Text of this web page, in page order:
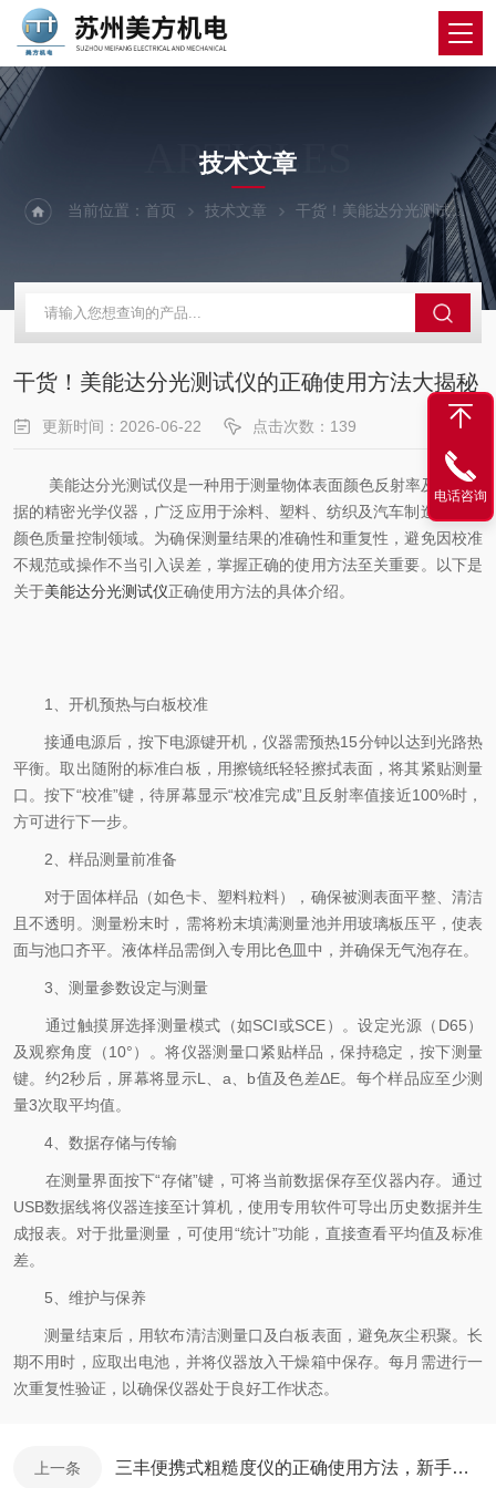
ARTICLES
技术文章
当前位置：首页 技术文章 干货！美能达分光测试仪的正确使用方法大揭秘
干货！美能达分光测试仪的正确使用方法大揭秘
更新时间：2026-06-22 点击次数：139
美能达分光测试仪是一种用于测量物体表面颜色反射率及光谱数
据的精密光学仪器，广泛应用于涂料、塑料、纺织及汽车制造行业的
颜色质量控制领域。为确保测量结果的准确性和重复性，避免因校准
不规范或操作不当引入误差，掌握正确的使用方法至关重要。以下是
关于美能达分光测试仪正确使用方法的具体介绍。
1、开机预热与白板校准
接通电源后，按下电源键开机，仪器需预热15分钟以达到光路热
平衡。取出随附的标准白板，用擦镜纸轻轻擦拭表面，将其紧贴测量
口。按下“校准”键，待屏幕显示“校准完成”且反射率值接近100%时，
方可进行下一步。
2、样品测量前准备
对于固体样品（如色卡、塑料粒料），确保被测表面平整、清洁
且不透明。测量粉末时，需将粉末填满测量池并用玻璃板压平，使表
面与池口齐平。液体样品需倒入专用比色皿中，并确保无气泡存在。
3、测量参数设定与测量
通过触摸屏选择测量模式（如SCI或SCE）。设定光源（D65）
及观察角度（10°）。将仪器测量口紧贴样品，保持稳定，按下测量
键。约2秒后，屏幕将显示L、a、b值及色差ΔE。每个样品应至少测
量3次取平均值。
4、数据存储与传输
在测量界面按下“存储”键，可将当前数据保存至仪器内存。通过
USB数据线将仪器连接至计算机，使用专用软件可导出历史数据并生
成报表。对于批量测量，可使用“统计”功能，直接查看平均值及标准
差。
5、维护与保养
测量结束后，用软布清洁测量口及白板表面，避免灰尘积聚。长
期不用时，应取出电池，并将仪器放入干燥箱中保存。每月需进行一
次重复性验证，以确保仪器处于良好工作状态。
上一条 三丰便携式粗糙度仪的正确使用方法，新手也能轻松掌握
电话咨询